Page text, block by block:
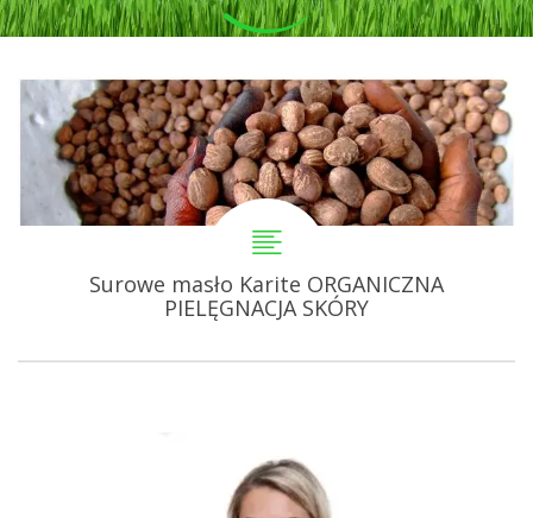
Surowe masło Karite ORGANICZNA
PIELĘGNACJA SKÓRY